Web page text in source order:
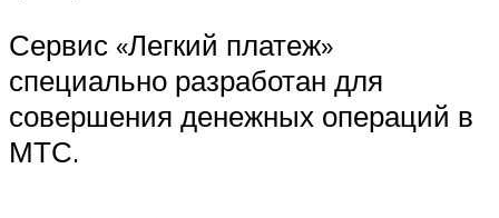
Сервис «Легкий платеж»
специально разработан для
совершения денежных операций в
МТС.